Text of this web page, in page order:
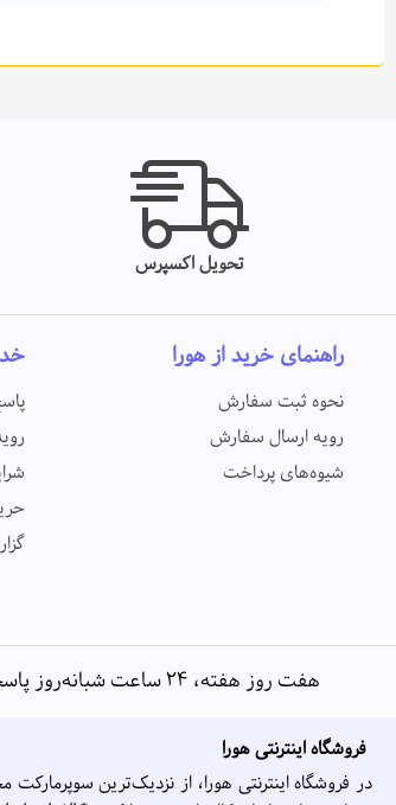
تحویل اکسپرس
راهنمای خرید از هورا
نحوه ثبت سفارش
رویه ارسال سفارش
شیوه‌های پرداخت
هفت روز هفته، ۲۴ ساعت شبانه‌روز پاسخگوی شما هستیم
فروشگاه اینترنتی هورا
در فروشگاه اینترنتی هورا، از نزدیک‌ترین